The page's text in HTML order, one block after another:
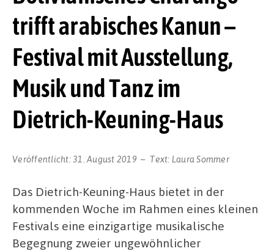
trifft arabisches Kanun –
Festival mit Ausstellung,
Musik und Tanz im
Dietrich-Keuning-Haus
Veröffentlicht:31. August 2019 Text: Laura Sommer
Das Dietrich-Keuning-Haus bietet in der
kommenden Woche im Rahmen eines kleinen
Festivals eine einzigartige musikalische
Begegnung zweier ungewöhnlicher